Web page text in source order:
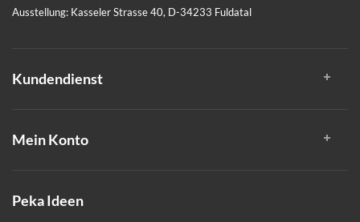
Ausstellung: Kasseler Strasse 40, D-34233 Fuldatal
Kundendienst
Mein Konto
Peka Ideen